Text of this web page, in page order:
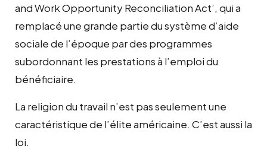
and Work Opportunity Reconciliation Act’, qui a
remplacé une grande partie du système d’aide
sociale de l’époque par des programmes
subordonnant les prestations à l’emploi du
bénéficiaire.
La religion du travail n’est pas seulement une
caractéristique de l’élite américaine. C’est aussi la
loi.